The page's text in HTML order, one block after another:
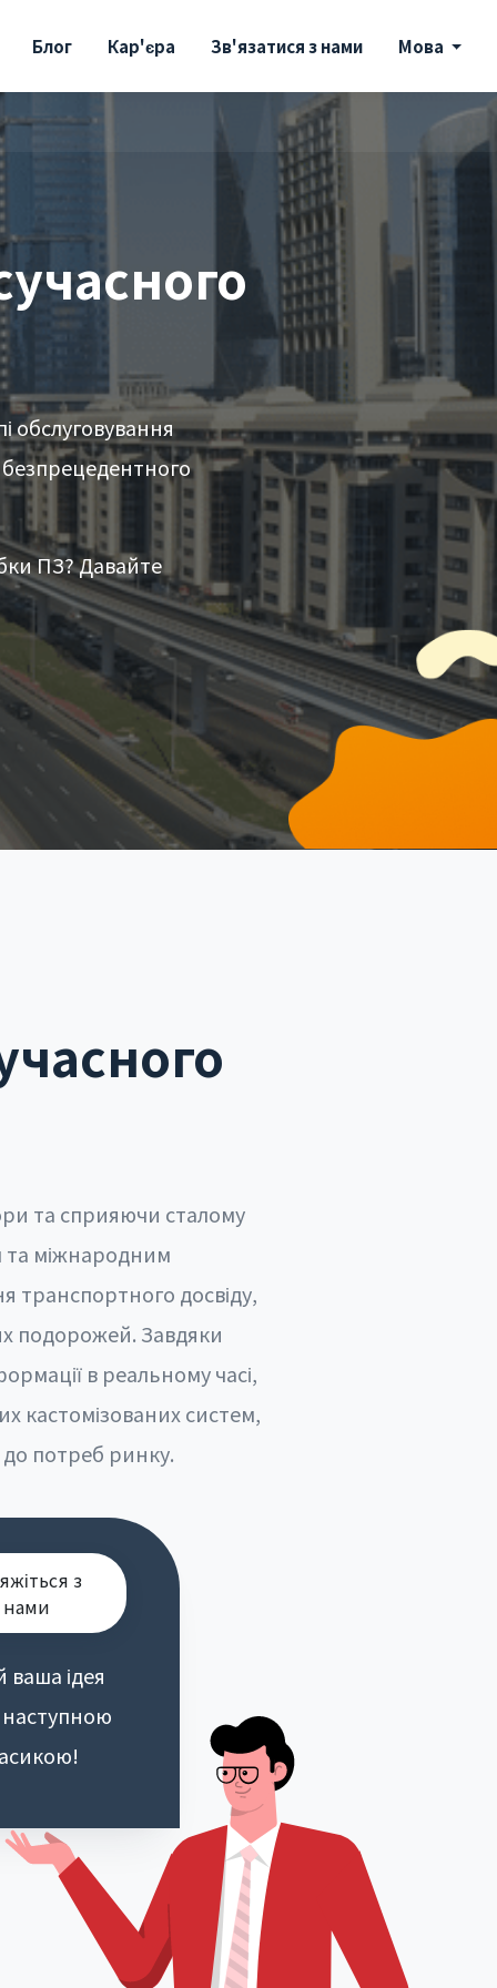
Блог Кар'єра Зв'язатися з нами Мова
обслуговування
безпрецедентного
ПЗ? Давайте
та сприяючи сталому
та міжнародним
транспортного досвіду,
подорожей. Завдяки
в реальному часі,
кастомізованих систем,
потреб ринку.
з
нами
ваша ідея